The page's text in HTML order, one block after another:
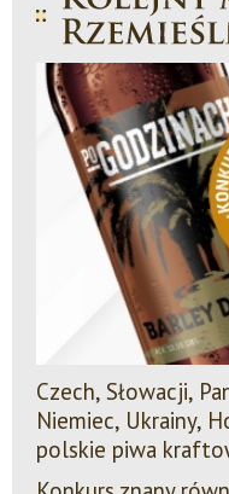
Czech, Słowacji,
Niemiec, Ukrainy,
polskie piwa